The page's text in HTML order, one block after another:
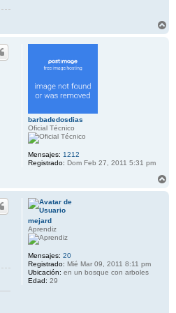
barbadedosdias
Oficial Técnico
Mensajes: 1212
Registrado: Dom Feb 27, 2011 5:31 pm
mejard
Aprendiz
Mensajes: 20
Registrado: Mié Mar 09, 2011 8:11 pm
Ubicación: en un bosque con arboles
Edad: 29